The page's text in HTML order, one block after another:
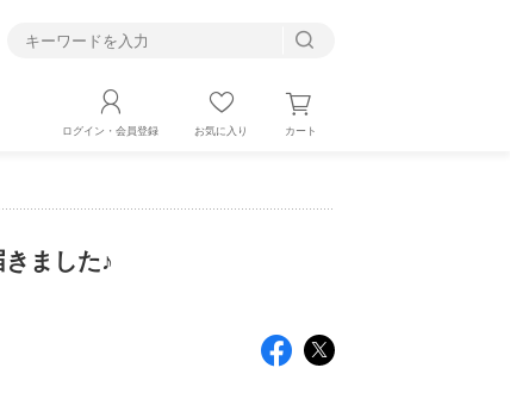
ログイン・会員登録 お気に入り カート
ました♪